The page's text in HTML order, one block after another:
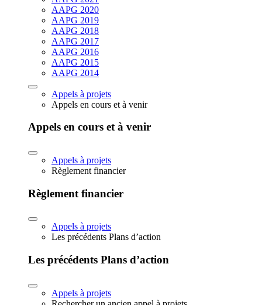
AAPG 2020
AAPG 2019
AAPG 2018
AAPG 2017
AAPG 2016
AAPG 2015
AAPG 2014
Appels à projets
Appels en cours et à venir
Appels en cours et à venir
Appels à projets
Règlement financier
Règlement financier
Appels à projets
Les précédents Plans d’action
Les précédents Plans d’action
Appels à projets